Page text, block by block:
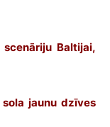
Baltijai,
jaunu dzīves